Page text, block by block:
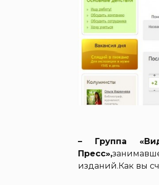
– Группа
Пресс»,
изданий.Как вы